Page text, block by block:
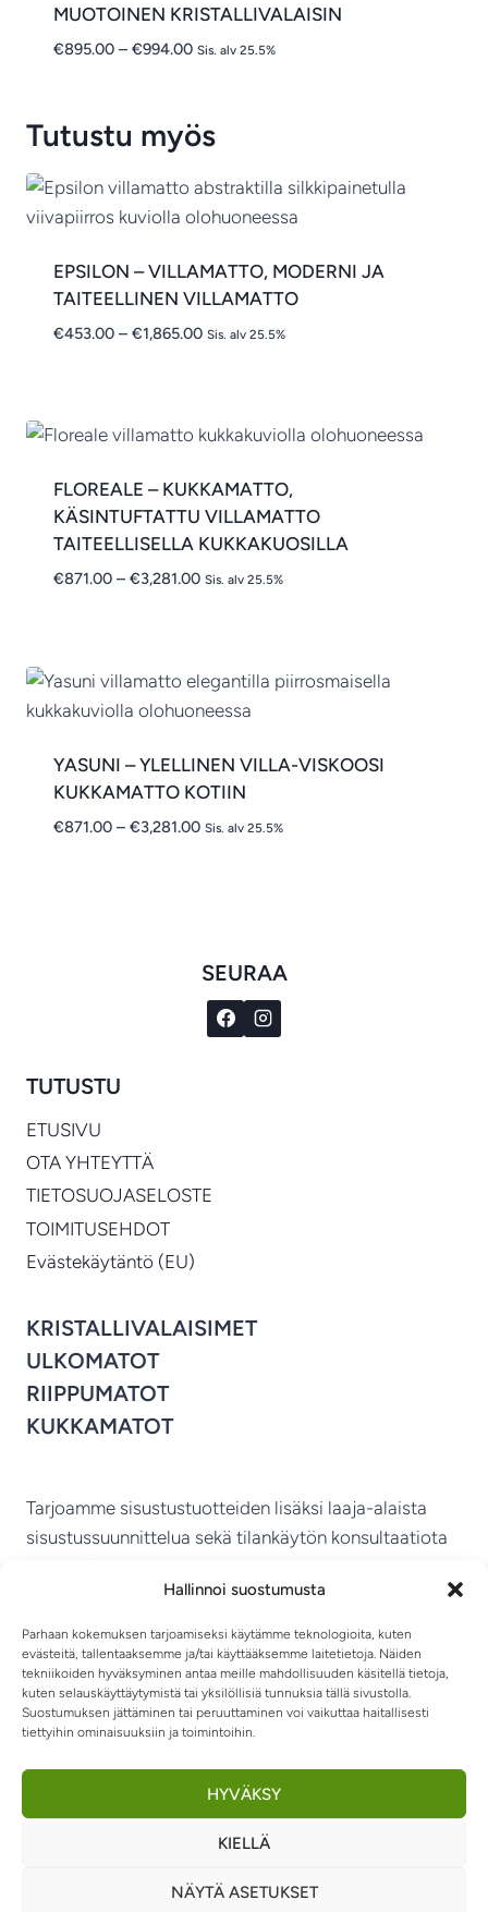
Hallinnoi suostumusta
Parhaan kokemuksen tarjoamiseksi käytämme teknologioita, kuten
evästeitä, tallentaaksemme ja/tai käyttääksemme laitetietoja. Näiden
tekniikoiden hyväksyminen antaa meille mahdollisuuden käsitellä tietoja,
kuten selauskäyttäytymistä tai yksilöllisiä tunnuksia tällä sivustolla.
Suostumuksen jättäminen tai peruuttaminen voi vaikuttaa haitallisesti
tiettyihin ominaisuuksiin ja toimintoihin.
HYVÄKSY
KIELLÄ
NÄYTÄ ASETUKSET
MUOTOINEN KRISTALLIVALAISIN
€895.00 – €994.00Hintaluokka:
€994.00
Sis. alv 25.5%
Tutustu myös
EPSILON – VILLAMATTO, MODERNI JA
TAITEELLINEN VILLAMATTO
€453.00 – €1,865.00Hintaluokka:
Sis. alv 25.5%
FLOREALE – KUKKAMATTO,
KÄSINTUFTATTU VILLAMATTO
TAITEELLISELLA KUKKAKUOSILLA
€871.00 – €3,281.00Hintaluokka:
Sis. alv 25.5%
YASUNI – YLELLINEN VILLA-VISKOOSI
KUKKAMATTO KOTIIN
€871.00 – €3,281.00Hintaluokka:
Sis. alv 25.5%
SEURAA
TUTUSTU
ETUSIVU
OTA YHTEYTTÄ
TIETOSUOJASELOSTE
TOIMITUSEHDOT
Evästekäytäntö (EU)
KRISTALLIVALAISIMET
ULKOMATOT
RIIPPUMATOT
KUKKAMATOT
Tarjoamme sisustustuotteiden lisäksi laaja-alaista
sisustussuunnittelua sekä tilankäytön konsultaatiota
MIKKELIN VITRIINI KY
TIETOSUOJASELOSTE
RIIPPUMATOT JA -TUOLIT